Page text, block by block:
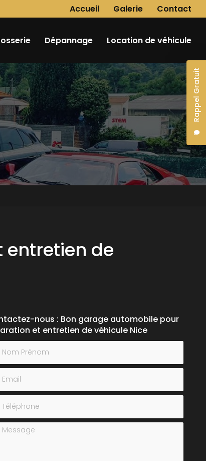
Navigation secondaire
Accueil Galerie Contact
Rappel Gratuit
Dépannage Location de véhicule
de
nous : Bon garage automobile pour
et entretien de véhicule Nice
Prénom